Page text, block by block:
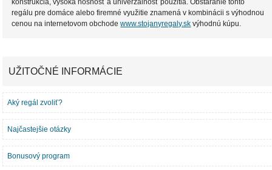
konštrukcia, vysoká nosnosť a univerzálnosť použitia. Obstaranie tohto
regálu pre domáce alebo firemné využitie znamená v kombinácii s výhodnou
cenou na internetovom obchodewww.stojanyregaly.sk výhodnú kúpu.
UŽITOČNÉ INFORMÁCIE
Aký regál zvoliť?
Najčastejšie otázky
Bonusový program